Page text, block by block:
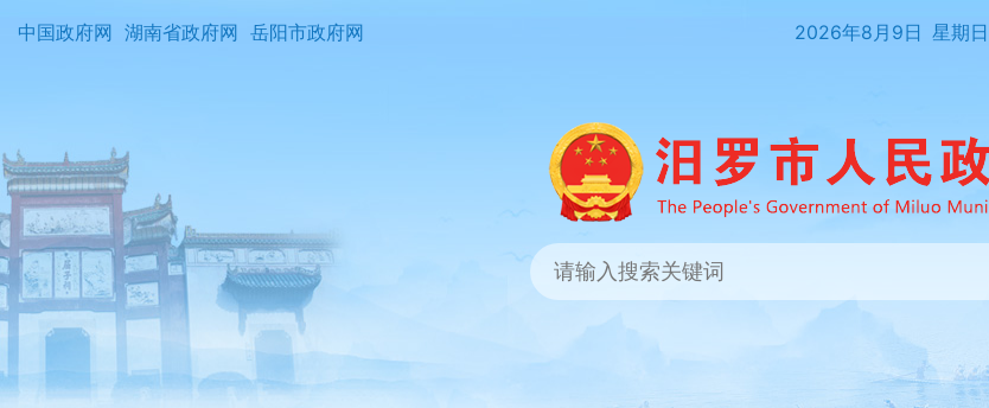
中国政府网 湖南省政府网 岳阳市政府网 2026年8月9日 星期日